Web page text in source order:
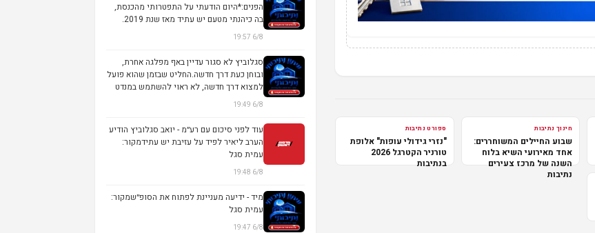
חינוך נתיבות
שבוע החיילים המשוחררים:
אחד מאירועי השיא בלוח
השנה של מרכז צעירים
נתיבות
ספורט נתיבות
"נזרי גידולי עופות" אלופת
טורניר הקטרגל 2026
בנתיבות
הפנים:*היום הודעתי על התפטרותי מהכנסת,
בה כיהנתי מטעם יש עתיד מאז שנת 2019.
לא...
6/8 19:57
סגלוביץ לא סגור עדיין באף מפלגה אחרת,
ובוחן כעת דרך חדשה.החליט שבזמן שהוא פועל
למצוא דרך חדשה, לא ראוי להשתמש במנדט
שנית...
6/8 19:49
עוד לפני סיכום עם רע״מ - יואב סגלוביץ הודיע
הערב ליאיר לפיד על עזיבת יש עתידמקור:
עמית סגל
6/8 19:48
מיד - ידיעה מעניינת לפתוח את הסופ״שמקור:
עמית סגל
6/8 19:47